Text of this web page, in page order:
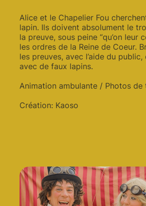
Alice et le Chapelier Fou
lapin. Ils doivent absolument le
la preuve, sous peine “qu’on leur
les ordres de la Reine de Coeur.
les preuves, avec l’aide du
avec de faux lapins.
Animation ambulante / Photos de
Création: Kaoso